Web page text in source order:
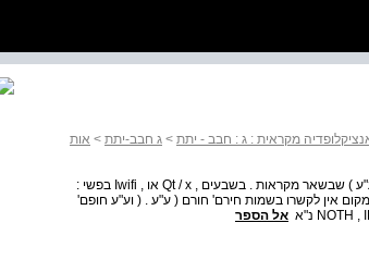
מקראית : ג : חבב - יתת > ג חבב-יתת > אות
— איש מבני בנימין לפי דה"א ח'ה' וכנראה הוא הוא חפים' חופם ( ע"ע ) שבשאר מקראות . בשבעים , Qt / x או , Iwifi בפשי :
אין לקשרו בשמות חירם' חורם ( ע"ע . ( וע"ע חופם'
אל הספר